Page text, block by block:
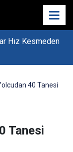
Hız Kesmeden
40 Tanesi
Tanesi